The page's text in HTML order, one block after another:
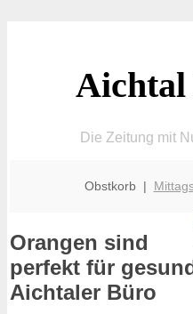
Aichtal
Die Zeitung mit
Obstkorb |
Orangen sind
perfekt für
Aichtaler Büro